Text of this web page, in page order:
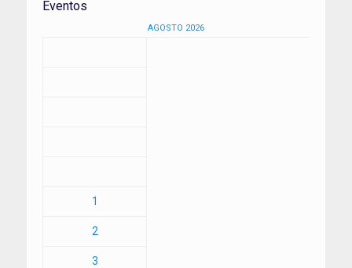
Eventos
AGOSTO 2026
1
2
3